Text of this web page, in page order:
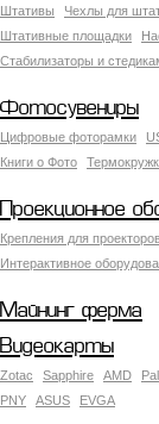
Штативы
Чехлы для
Штативные площадки
Стабилизаторы и
Фотосувениры
Цифровые фоторамки
Книги о Фото
Проекционное
Крепления для
Интерактивное
Майнинг ферма
Видеокарты
Zotac Sapphire AMD
PNY
ASUS EVGA